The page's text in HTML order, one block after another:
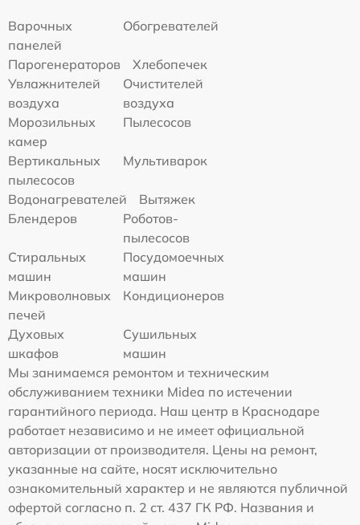
Варочных
панелей
Обогревателей
Парогенераторов
Хлебопечек
Увлажнителей
воздуха
Очистителей
воздуха
Морозильных
камер
Пылесосов
Вертикальных
пылесосов
Мультиварок
Водонагревателей
Вытяжек
Блендеров
Роботов-
пылесосов
Стиральных
машин
Посудомоечных
машин
Микроволновых
печей
Кондиционеров
Духовых
шкафов
Сушильных
машин
Мы занимаемся ремонтом и техническим
обслуживанием техники Midea по истечении
гарантийного периода. Наш центр в Краснодаре
работает независимо и не имеет официальной
авторизации от производителя. Цены на ремонт,
указанные на сайте, носят исключительно
ознакомительный характер и не являются публичной
офертой согласно п. 2 ст. 437 ГК РФ. Названия и